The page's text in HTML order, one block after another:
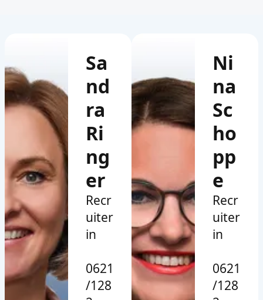
Sa
nd
ra
Ri
ng
er
Recr
uiter
in
0621
/128
Ni
na
Sc
ho
pp
e
Recr
uiter
in
0621
/128